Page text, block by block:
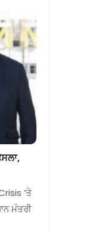
‘ਤੇ
ਮੰਤਰੀ